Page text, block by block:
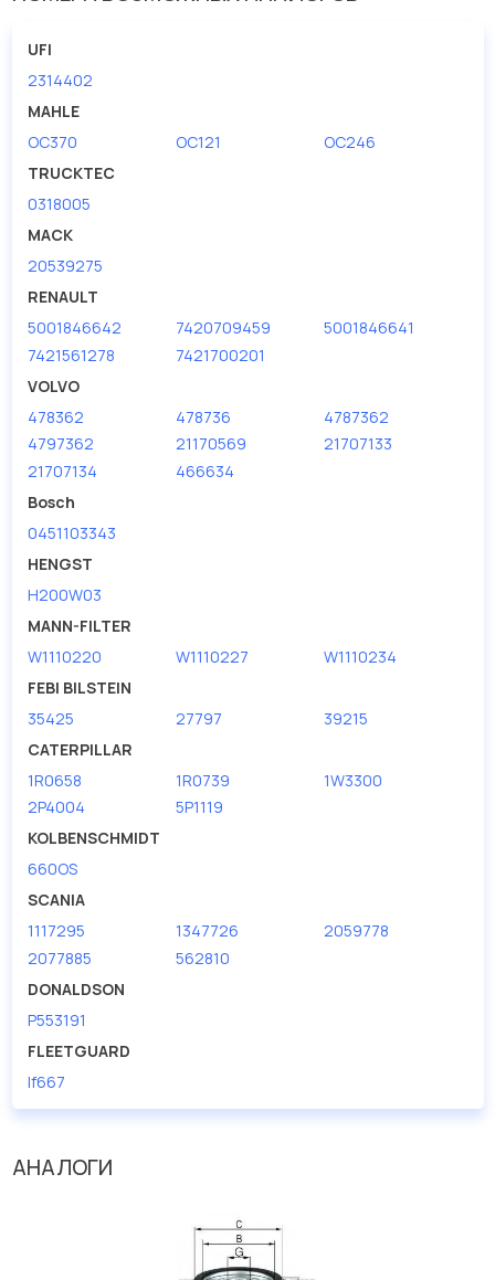
Размер резьбы
UFI
2314402
MAHLE
OC370
OC121
OC246
TRUCKTEC
0318005
MACK
20539275
RENAULT
5001846642
7420709459
5001846641
7421561278
7421700201
VOLVO
478362
478736
4787362
4797362
21170569
21707133
21707134
466634
Bosch
0451103343
HENGST
H200W03
MANN-FILTER
W1110220
W1110227
W1110234
FEBI BILSTEIN
35425
27797
39215
CATERPILLAR
1R0658
1R0739
1W3300
2P4004
5P1119
KOLBENSCHMIDT
660OS
SCANIA
1117295
1347726
2059778
2077885
562810
DONALDSON
P553191
FLEETGUARD
lf667
АНАЛОГИ